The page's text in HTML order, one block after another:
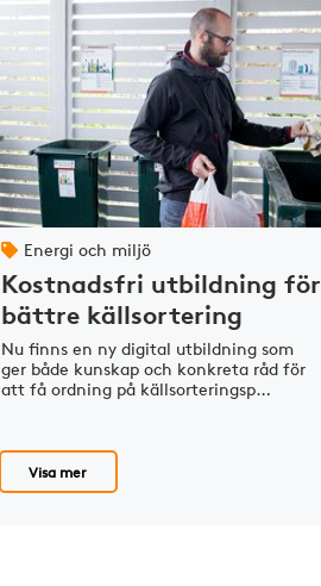
Energi och miljö
Kostnadsfri utbildning för
bättre källsortering
Nu finns en ny digital utbildning som
ger både kunskap och konkreta råd för
att få ordning på källsorteringsp…
Visa mer